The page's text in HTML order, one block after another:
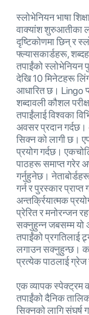
स्लोभेनियन भाषा
वाक्यांश शुरुआतीका
दृष्टिकोणमा छिन् र
फ्ल्यासकार्डहरू,
तपाईंको स्लोभेनियन
देखि 10 मिनेटहरू
आधारित छ। Lingo
शब्दावली कौशल
तपाईंलाई विश्वका
अवसर प्रदान
सिक्न को लागी छ।
प्रयोग गर्दछ।
पाठहरू समाप्त गरेर
गर्नुहुनेछ।
गर्न र पुरस्कार
अन्तर्क्रियात्मक
प्रेरित र मनोरन्जन
सक्नुहुन्न जबसम्म
तपाईंको प्रगतिलाई
लगाउन सक्नुहुन्छ।
प्रत्येक पाठलाई ग्रेज
एक व्यापक स्पेक्ट्रम
तपाईंको दैनिक
सिक्नको लागि संघर्ष